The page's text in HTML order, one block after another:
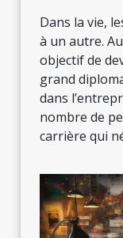
Dans la vie,
à un autre.
objectif de
grand
dans
nombre de
carrière qui